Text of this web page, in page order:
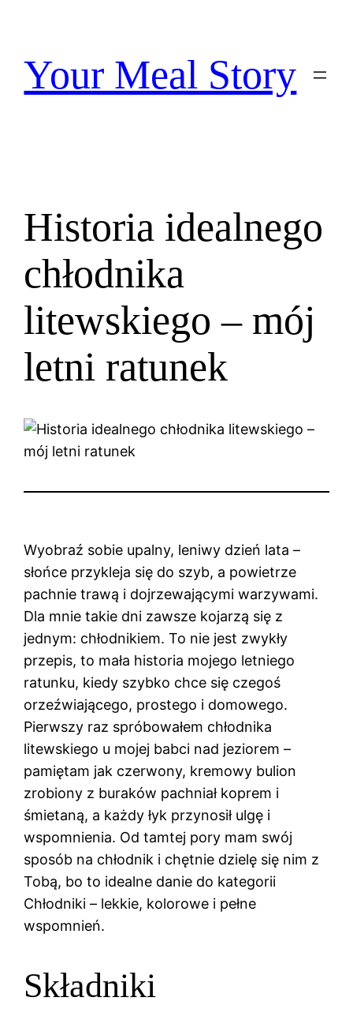
treściYour Meal Story
Historia idealnego
chłodnika
litewskiego – mój
letni ratunek
Wyobraź sobie upalny, leniwy dzień lata –
słońce przykleja się do szyb, a powietrze
pachnie trawą i dojrzewającymi warzywami.
Dla mnie takie dni zawsze kojarzą się z
jednym: chłodnikiem. To nie jest zwykły
przepis, to mała historia mojego letniego
ratunku, kiedy szybko chce się czegoś
orzeźwiającego, prostego i domowego.
Pierwszy raz spróbowałem chłodnika
litewskiego u mojej babci nad jeziorem –
pamiętam jak czerwony, kremowy bulion
zrobiony z buraków pachniał koprem i
śmietaną, a każdy łyk przynosił ulgę i
wspomnienia. Od tamtej pory mam swój
sposób na chłodnik i chętnie dzielę się nim z
Tobą, bo to idealne danie do kategorii
Chłodniki – lekkie, kolorowe i pełne
wspomnień.
Składniki